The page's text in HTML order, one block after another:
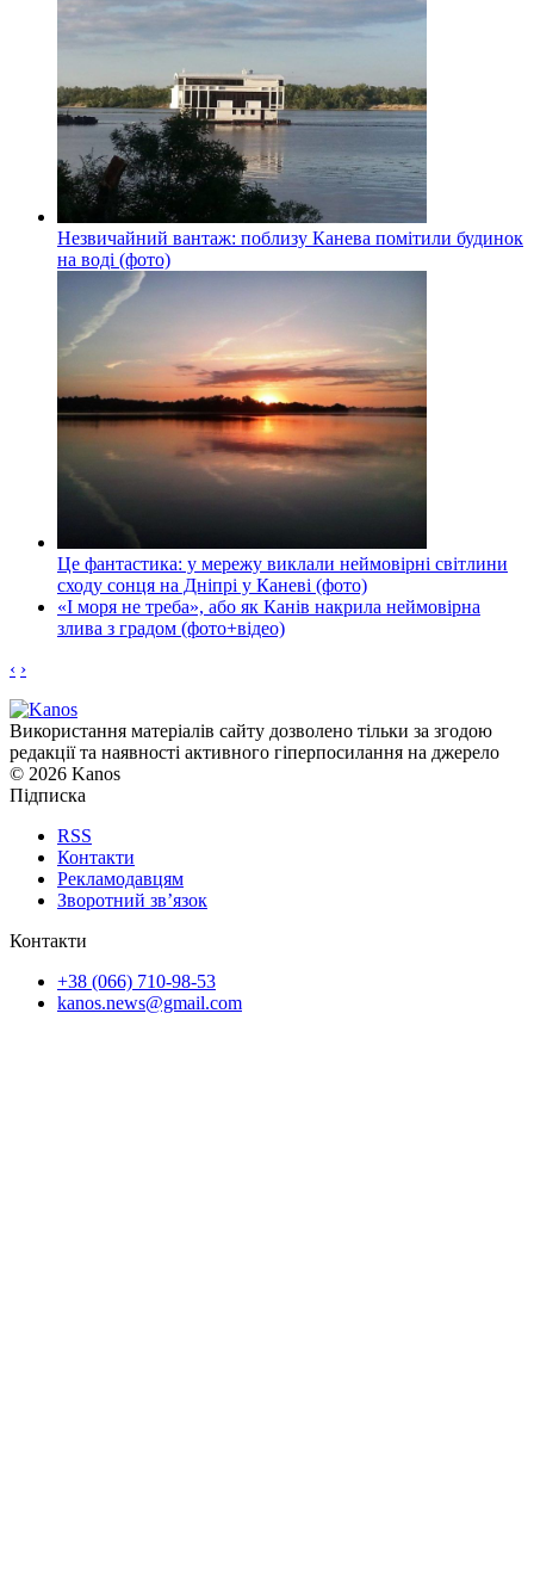
Незвичайний вантаж: поблизу Канева помітили будинок
на воді (фото)
Це фантастика: у мережу виклали неймовірні світлини
сходу сонця на Дніпрі у Каневі (фото)
«І моря не треба», або як Канів накрила неймовірна
злива з градом (фото+відео)
‹ ›
Використання матеріалів сайту дозволено тільки за згодою
редакції та наявності активного гіперпосилання на джерело
© 2026 Kanos
Підписка
RSS
Контакти
Рекламодавцям
Зворотний зв’язок
Контакти
+38 (066) 710-98-53
kanos.news@gmail.com